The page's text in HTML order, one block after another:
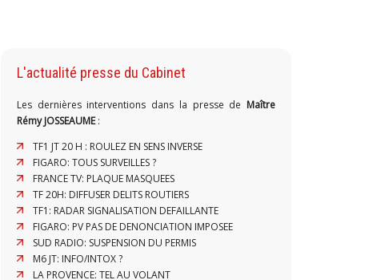
L'actualité presse du Cabinet
Les dernières interventions dans la presse de Maître
Rémy JOSSEAUME:
TF1 JT 20 H : ROULEZ EN SENS INVERSE
FIGARO: TOUS SURVEILLES ?
FRANCE TV: PLAQUE MASQUEES
TF 20H: DIFFUSER DELITS ROUTIERS
TF1: RADAR SIGNALISATION DEFAILLANTE
FIGARO: PV PAS DE DENONCIATION IMPOSEE
SUD RADIO: SUSPENSION DU PERMIS
M6 JT: INFO/INTOX ?
LA PROVENCE: TEL AU VOLANT